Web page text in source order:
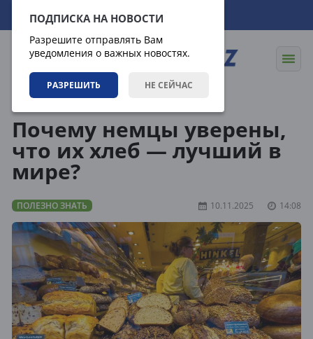
ПОДПИСКА НА НОВОСТИ
Разрешите отправлять Вам
уведомления о важных новостях.
РАЗРЕШИТЬ НЕ СЕЙЧАС
09.08.2026 15:46:22
Почему немцы уверены,
что их хлеб — лучший в
мире?
ПОЛЕЗНО ЗНАТЬ 10.11.2025 14:08